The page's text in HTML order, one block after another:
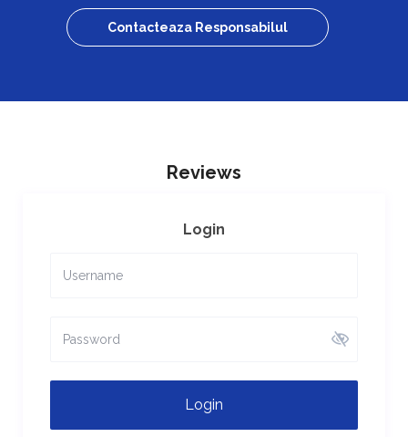
Contacteaza Responsabilul
Reviews
Login
Login